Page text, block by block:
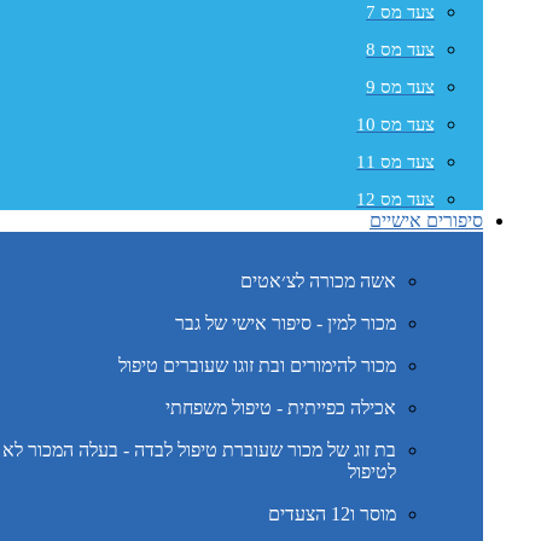
צעד מס 7
צעד מס 8
צעד מס 9
צעד מס 10
צעד מס 11
צעד מס 12
סיפורים אישיים
אשה מכורה לצ׳אטים
מכור למין - סיפור אישי של גבר
מכור להימורים ובת זוגו שעוברים טיפול
אכילה כפייתית - טיפול משפחתי
בת זוג של מכור שעוברת טיפול לבדה - בעלה המכור לא
לטיפול
מוסר ו12 הצעדים